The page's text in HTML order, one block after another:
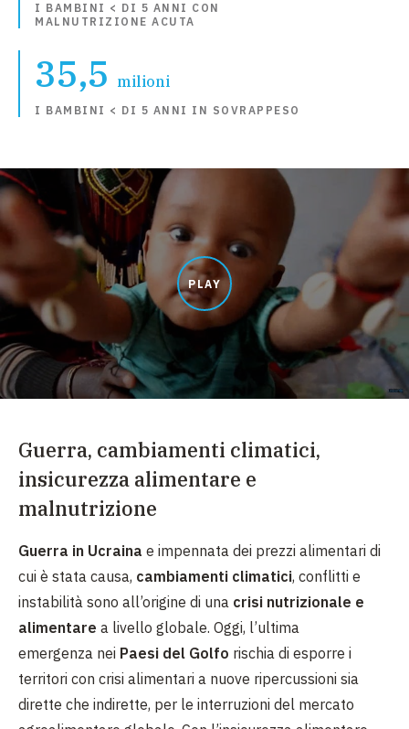
I BAMBINI < DI 5 ANNI CON
MALNUTRIZIONE ACUTA
35,5 milioni
I BAMBINI < DI 5 ANNI IN SOVRAPPESO
PLAY
Guerra, cambiamenti climatici,
insicurezza alimentare e
malnutrizione
Guerra in Ucraina e impennata dei prezzi alimentari di
cui è stata causa, cambiamenti climatici, conflitti e
instabilità sono all’origine di una crisi nutrizionale e
alimentare a livello globale. Oggi, l’ultima
emergenza nei Paesi del Golfo rischia di esporre i
territori con crisi alimentari a nuove ripercussioni sia
dirette che indirette, per le interruzioni del mercato